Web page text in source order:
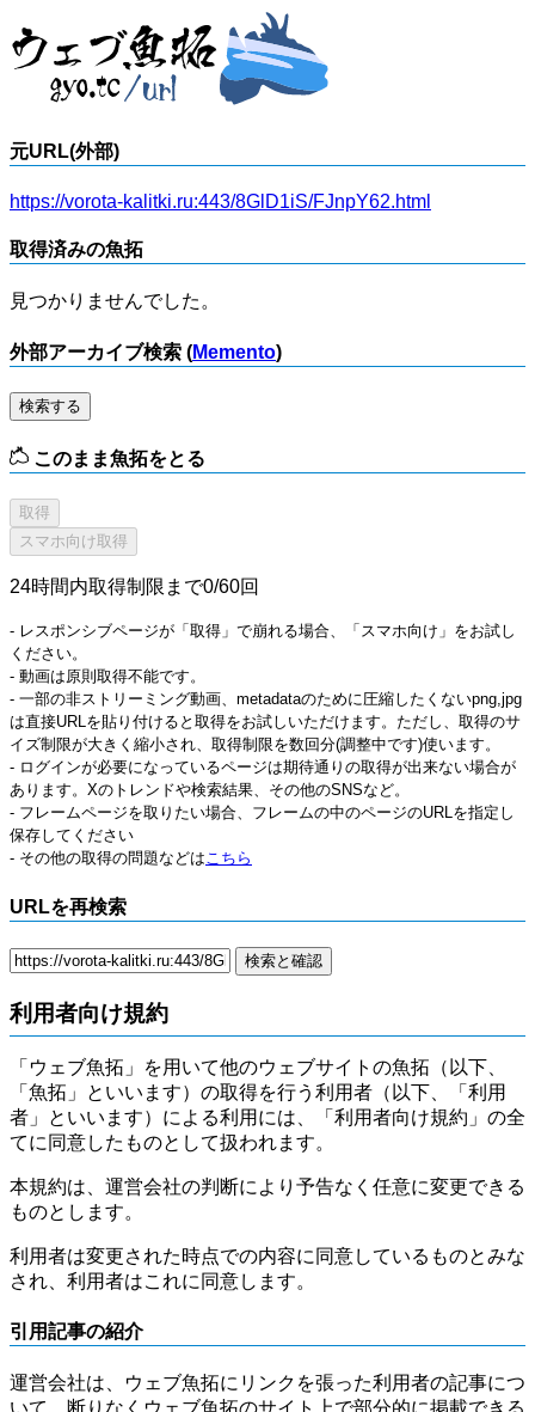
元URL(外部)
https://vorota-kalitki.ru:443/8GlD1iS/FJnpY62.html
取得済みの魚拓
見つかりませんでした。
外部アーカイブ検索 (Memento)
検索する
このまま魚拓をとる
24時間内取得制限まで0/60回
- レスポンシブページが「取得」で崩れる場合、「スマホ向け」をお試し
ください。
- 動画は原則取得不能です。
- 一部の非ストリーミング動画、metadataのために圧縮したくないpng,jpg
は直接URLを貼り付けると取得をお試しいただけます。ただし、取得のサ
イズ制限が大きく縮小され、取得制限を数回分(調整中です)使います。
- ログインが必要になっているページは期待通りの取得が出来ない場合が
あります。Xのトレンドや検索結果、その他のSNSなど。
- フレームページを取りたい場合、フレームの中のページのURLを指定し
保存してください
- その他の取得の問題などはこちら
URLを再検索
利用者向け規約
「ウェブ魚拓」を用いて他のウェブサイトの魚拓（以下、
「魚拓」といいます）の取得を行う利用者（以下、「利用
者」といいます）による利用には、「利用者向け規約」の全
てに同意したものとして扱われます。
本規約は、運営会社の判断により予告なく任意に変更できる
ものとします。
利用者は変更された時点での内容に同意しているものとみな
され、利用者はこれに同意します。
引用記事の紹介
運営会社は、ウェブ魚拓にリンクを張った利用者の記事につ